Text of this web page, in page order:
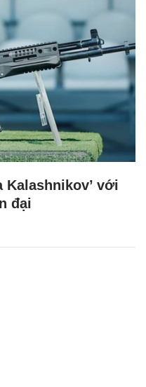
Kalashnikov’ với
đại